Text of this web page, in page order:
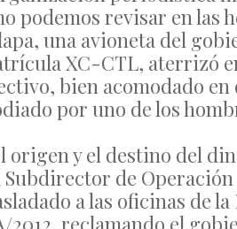
podemos revisar en las
una avioneta del
XC-CTL, aterrizó
bien acomodado
por uno de los
origen y el destino del
de
a las oficinas de
2012, reclamando el